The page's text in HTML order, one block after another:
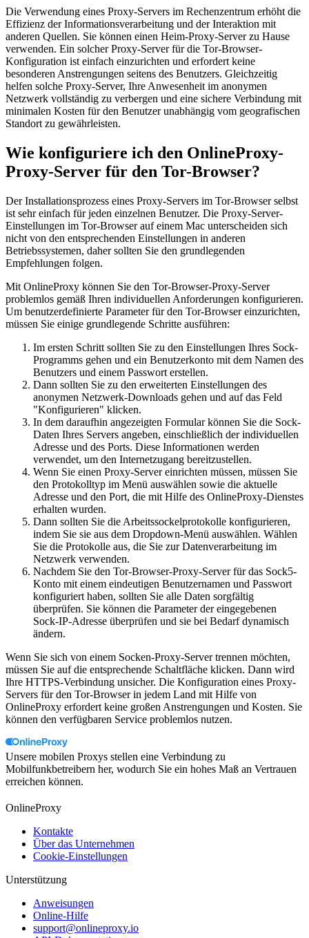
Die Verwendung eines Proxy-Servers im Rechenzentrum erhöht die
Effizienz der Informationsverarbeitung und der Interaktion mit
anderen Quellen. Sie können einen Heim-Proxy-Server zu Hause
verwenden. Ein solcher Proxy-Server für die Tor-Browser-
Konfiguration ist einfach einzurichten und erfordert keine
besonderen Anstrengungen seitens des Benutzers. Gleichzeitig
helfen solche Proxy-Server, Ihre Anwesenheit im anonymen
Netzwerk vollständig zu verbergen und eine sichere Verbindung mit
minimalen Kosten für den Benutzer unabhängig vom geografischen
Standort zu gewährleisten.
Wie konfiguriere ich den OnlineProxy-
Proxy-Server für den Tor-Browser?
Der Installationsprozess eines Proxy-Servers im Tor-Browser selbst
ist sehr einfach für jeden einzelnen Benutzer. Die Proxy-Server-
Einstellungen im Tor-Browser auf einem Mac unterscheiden sich
nicht von den entsprechenden Einstellungen in anderen
Betriebssystemen, daher sollten Sie den grundlegenden
Empfehlungen folgen.
Mit OnlineProxy können Sie den Tor-Browser-Proxy-Server
problemlos gemäß Ihren individuellen Anforderungen konfigurieren.
Um benutzerdefinierte Parameter für den Tor-Browser einzurichten,
müssen Sie einige grundlegende Schritte ausführen:
Im ersten Schritt sollten Sie zu den Einstellungen Ihres Sock-
Programms gehen und ein Benutzerkonto mit dem Namen des
Benutzers und einem Passwort erstellen.
Dann sollten Sie zu den erweiterten Einstellungen des
anonymen Netzwerk-Downloads gehen und auf das Feld
"Konfigurieren" klicken.
In dem daraufhin angezeigten Formular können Sie die Sock-
Daten Ihres Servers angeben, einschließlich der individuellen
Adresse und des Ports. Diese Informationen werden
verwendet, um den Internetzugang bereitzustellen.
Wenn Sie einen Proxy-Server einrichten müssen, müssen Sie
den Protokolltyp im Menü auswählen sowie die aktuelle
Adresse und den Port, die mit Hilfe des OnlineProxy-Dienstes
erhalten wurden.
Dann sollten Sie die Arbeitssockelprotokolle konfigurieren,
indem Sie sie aus dem Dropdown-Menü auswählen. Wählen
Sie die Protokolle aus, die Sie zur Datenverarbeitung im
Netzwerk verwenden.
Nachdem Sie den Tor-Browser-Proxy-Server für das Sock5-
Konto mit einem eindeutigen Benutzernamen und Passwort
konfiguriert haben, sollten Sie alle Daten sorgfältig
überprüfen. Sie können die Parameter der eingegebenen
Sock-IP-Adresse überprüfen und sie bei Bedarf dynamisch
ändern.
Wenn Sie sich von einem Socken-Proxy-Server trennen möchten,
müssen Sie auf die entsprechende Schaltfläche klicken. Dann wird
Ihre HTTPS-Verbindung unsicher. Die Konfiguration eines Proxy-
Servers für den Tor-Browser in jedem Land mit Hilfe von
OnlineProxy erfordert keine großen Anstrengungen und Kosten. Sie
können den verfügbaren Service problemlos nutzen.
Unsere mobilen Proxys stellen eine Verbindung zu
Mobilfunkbetreibern her, wodurch Sie ein hohes Maß an Vertrauen
erreichen können.
OnlineProxy
Kontakte
Über das Unternehmen
Cookie-Einstellungen
Unterstützung
Anweisungen
Online-Hilfe
support@onlineproxy.io